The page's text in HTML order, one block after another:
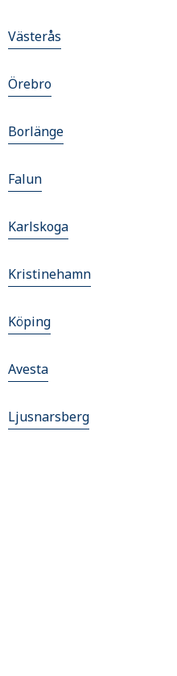
Västerås
Örebro
Borlänge
Falun
Karlskoga
Kristinehamn
Köping
Avesta
Ljusnarsberg